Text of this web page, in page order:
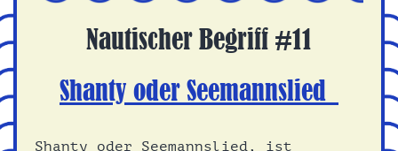
Nautischer Begriff #11
Shanty oder Seemannslied
Shanty oder Seemannslied, ist